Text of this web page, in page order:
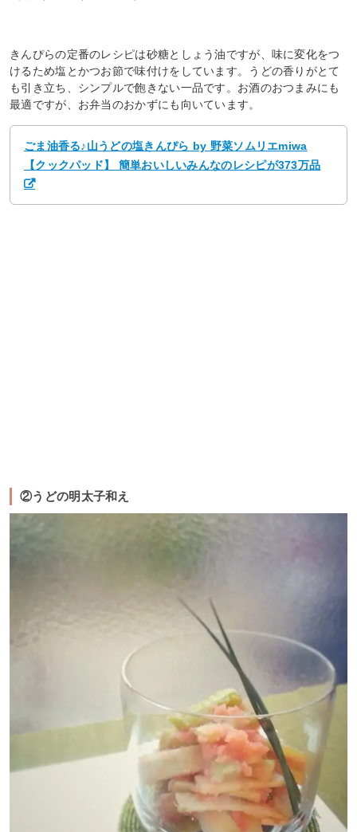
きんぴらの定番のレシピは砂糖としょう油ですが、味に変化をつ
けるため塩とかつお節で味付けをしています。うどの香りがとて
も引き立ち、シンプルで飽きない一品です。お酒のおつまみにも
最適ですが、お弁当のおかずにも向いています。
ごま油香る♪山うどの塩きんぴら by 野菜ソムリエmiwa
【クックパッド】 簡単おいしいみんなのレシピが373万品
②うどの明太子和え